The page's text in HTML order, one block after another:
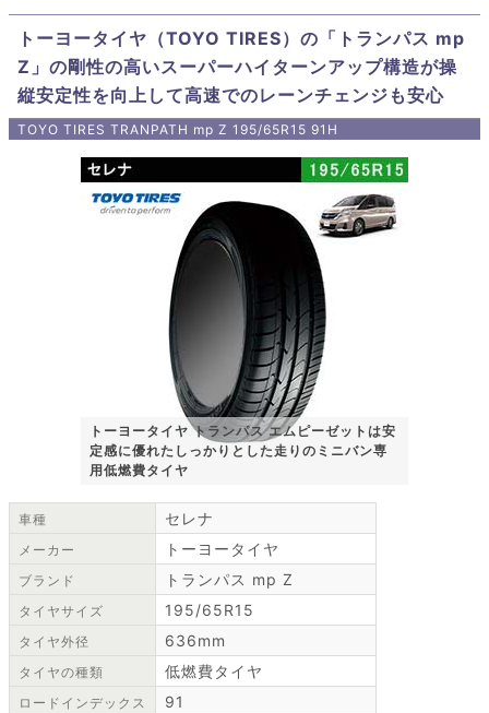
トーヨータイヤ（TOYO TIRES）の「トランパス mp
Z」の剛性の高いスーパーハイターンアップ構造が操
縦安定性を向上して高速でのレーンチェンジも安心
TOYO TIRES TRANPATH mp Z 195/65R15 91H
トーヨータイヤ トランパス エムピーゼットは安
定感に優れたしっかりとした走りのミニバン専
用低燃費タイヤ
車種 セレナ
メーカー トーヨータイヤ
ブランド トランパス mp Z
タイヤサイズ 195/65R15
タイヤ外径 636mm
タイヤの種類 低燃費タイヤ
ロードインデックス 91